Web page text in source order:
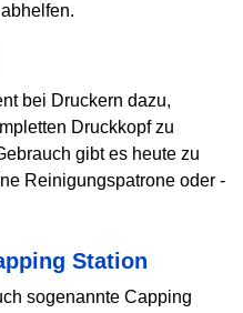
bei Druckern dazu,
Druckkopf zu
gibt es heute zu
Reinigungspatrone oder -
Station
sogenannte Capping